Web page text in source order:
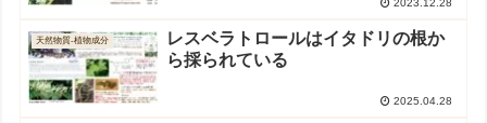
2023.12.28
天然物質-植物成分
レスベラトロールはイタドリの根か
ら採られている
2025.04.28